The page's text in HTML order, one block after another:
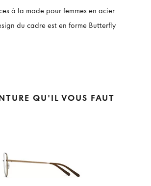
à la mode pour femmes en acier
du cadre est en forme Butterfly
QU'IL VOUS FAUT